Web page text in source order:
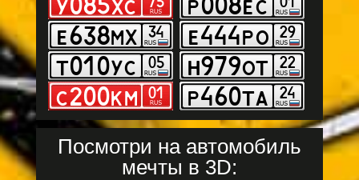
Посмотри на автомобиль
мечты в 3D: